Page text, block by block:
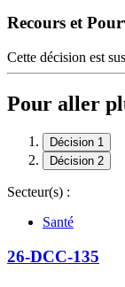
Recours et
Cette décision est
Pour aller
Décision 1
Décision 2
Secteur(s) :
Santé
26-DCC-135